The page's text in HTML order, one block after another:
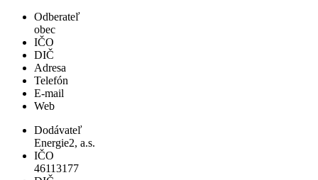
Odberateľ
obec
IČO
DIČ
Adresa
Telefón
E-mail
Web
Dodávateľ
Energie2, a.s.
IČO
46113177